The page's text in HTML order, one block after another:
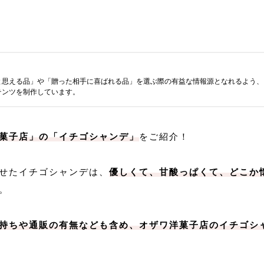
える品」や「贈った相手に喜ばれる品」を選ぶ際の有益な情報源となれるよう、
ツを制作しています。
子店」の「イチゴシャンデ」 をご紹介！
たイチゴシャンデは、 優しくて、甘酸っぱくて、どこか
ちや通販の有無なども含め、オザワ洋菓子店のイチゴシ